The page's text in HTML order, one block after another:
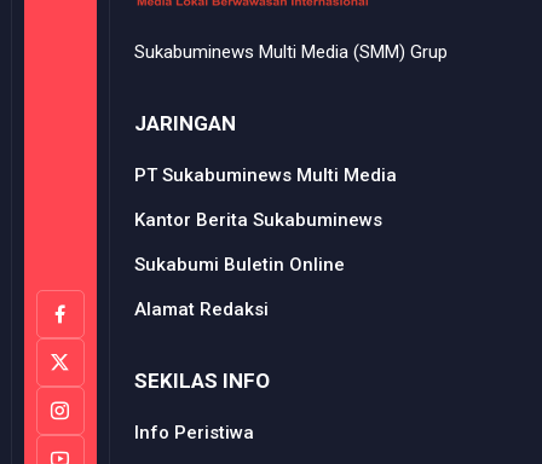
Sukabuminews Multi Media (SMM) Grup
JARINGAN
PT Sukabuminews Multi Media
Kantor Berita Sukabuminews
Sukabumi Buletin Online
Alamat Redaksi
SEKILAS INFO
Info Peristiwa